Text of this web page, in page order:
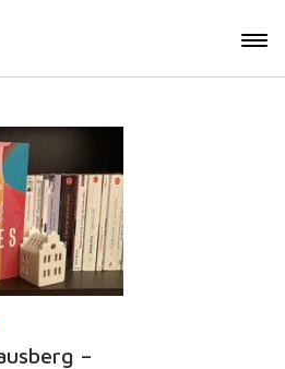
–